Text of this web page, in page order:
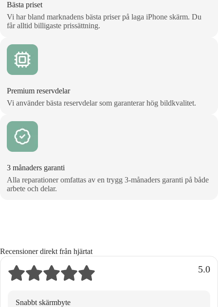
Bästa priset
Vi har bland marknadens bästa priser på laga iPhone skärm. Du
får alltid billigaste prissättning.
Premium reservdelar
Vi använder bästa reservdelar som garanterar hög bildkvalitet.
3 månaders garanti
Alla reparationer omfattas av en trygg 3‑månaders garanti på både
arbete och delar.
Recensioner direkt från hjärtat
5.0
Snabbt skärmbyte